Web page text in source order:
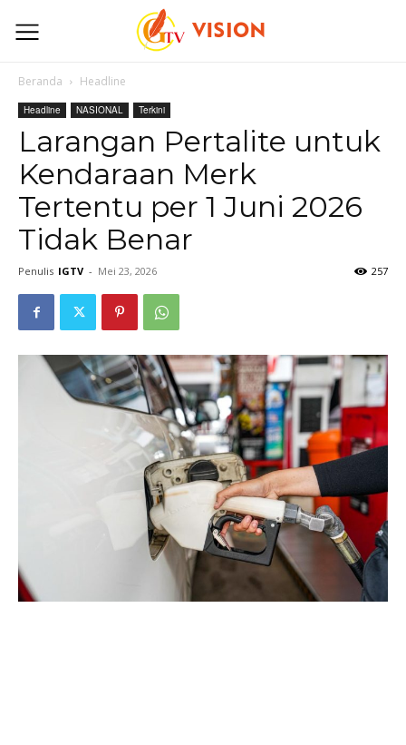
Beranda Headline
Headline NASIONAL Terkini
Larangan Pertalite untuk
Kendaraan Merk
Tertentu per 1 Juni 2026
Tidak Benar
Penulis IGTV - Mei 23, 2026 257